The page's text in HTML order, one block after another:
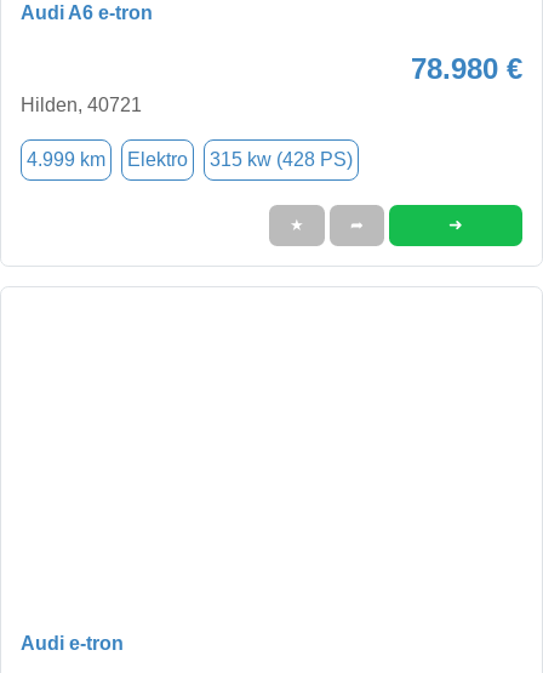
Audi A6 e-tron
78.980 €
Hilden, 40721
4.999 km Elektro 315 kw (428 PS)
★ ➦ ➜
Audi e-tron